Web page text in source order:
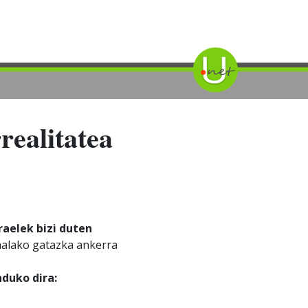
bizi duten
gatazka ankerra
dira: